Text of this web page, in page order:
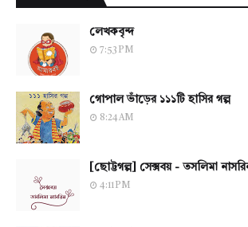
লেখকবৃন্দ
7:53 PM
গোপাল ভাঁড়ের ১১১টি হাসির গল্প
8:24 AM
[ছোট্টগল্প] সেক্সবয় - তসলিমা
4:11 PM